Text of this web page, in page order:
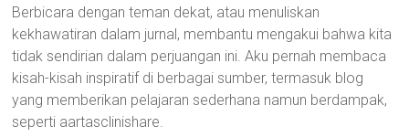
Berbicara dengan teman dekat, atau menuliskan
kekhawatiran dalam jurnal, membantu mengakui bahwa kita
tidak sendirian dalam perjuangan ini. Aku pernah membaca
kisah-kisah inspiratif di berbagai sumber, termasuk blog
yang memberikan pelajaran sederhana namun berdampak,
seperti aartasclinishare.